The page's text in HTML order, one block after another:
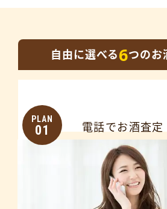
自由に選べる6つのお
PLAN
01 電話でお酒査定